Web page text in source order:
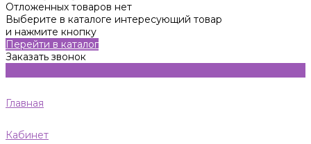
Отложенных товаров нет
Выберите в каталоге интересующий товар
и нажмите кнопку
Перейти в каталог
Заказать звонок
Главная
Кабинет